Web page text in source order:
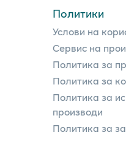
Политики
Услови на
Сервис на
Политика за
Политика за
Политика за
производи
Политика за